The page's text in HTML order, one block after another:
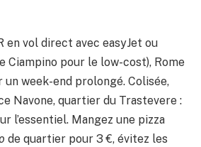
en vol direct avec easyJet ou
Ciampino pour le low-cost), Rome
week-end prolongé. Colisée,
Navone, quartier du Trastevere :
l’essentiel. Mangez une pizza
de quartier pour 3 €, évitez les